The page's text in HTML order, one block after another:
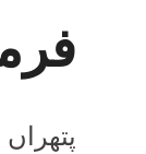
پتھراں